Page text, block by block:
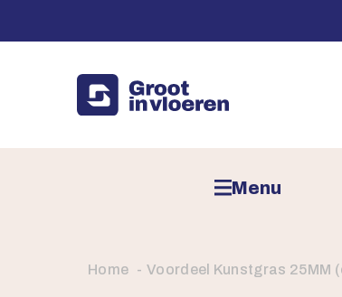
Menu
Home Voordeel Kunstgras 25MM